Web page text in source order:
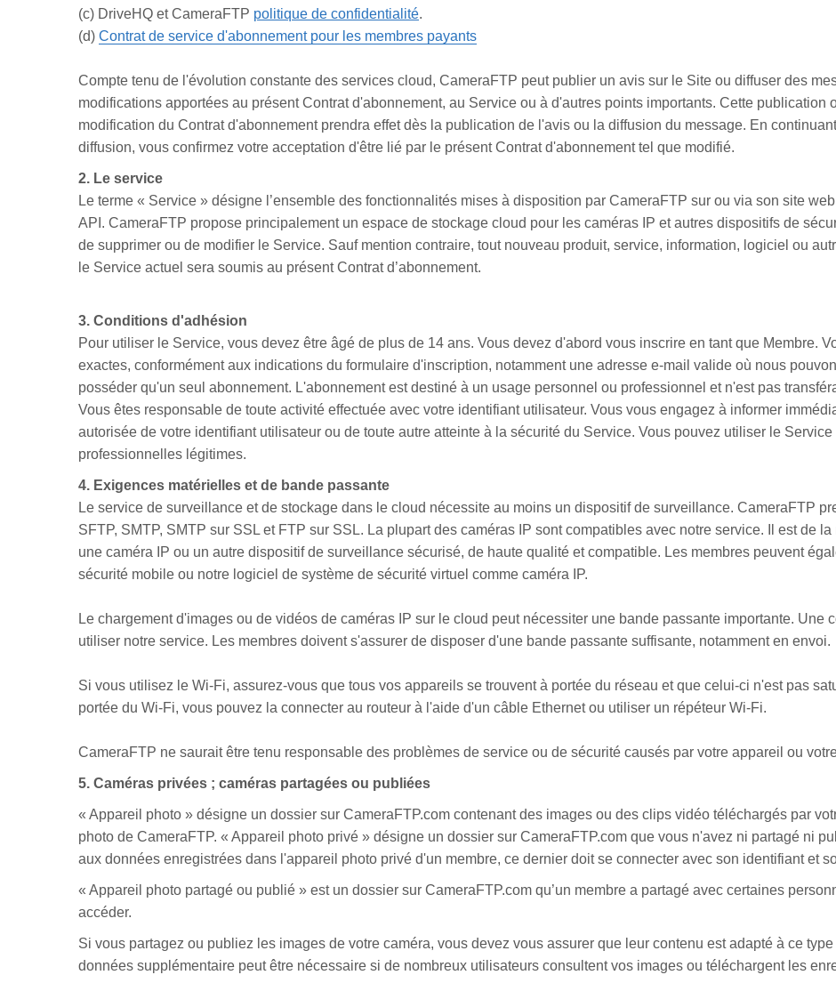
(c) DriveHQ et CameraFTP politique de confidentialité.
(d) Contrat de service d'abonnement pour les membres payants
Compte tenu de l'évolution constante des services cloud, CameraFTP peut publier un avis sur le Site ou diffuser des
modifications apportées au présent Contrat d'abonnement, au Service ou à d'autres points importants. Cette publication
modification du Contrat d'abonnement prendra effet dès la publication de l'avis ou la diffusion du message. En
diffusion, vous confirmez votre acceptation d'être lié par le présent Contrat d'abonnement tel que modifié.
2. Le service
Le terme « Service » désigne l’ensemble des fonctionnalités mises à disposition par CameraFTP sur ou via son site
API. CameraFTP propose principalement un espace de stockage cloud pour les caméras IP et autres dispositifs de
de supprimer ou de modifier le Service. Sauf mention contraire, tout nouveau produit, service, information, logiciel ou
le Service actuel sera soumis au présent Contrat d’abonnement.
3. Conditions d'adhésion
Pour utiliser le Service, vous devez être âgé de plus de 14 ans. Vous devez d'abord vous inscrire en tant que Membre.
exactes, conformément aux indications du formulaire d'inscription, notamment une adresse e-mail valide où nous
posséder qu'un seul abonnement. L'abonnement est destiné à un usage personnel ou professionnel et n'est pas
Vous êtes responsable de toute activité effectuée avec votre identifiant utilisateur. Vous vous engagez à informer
autorisée de votre identifiant utilisateur ou de toute autre atteinte à la sécurité du Service. Vous pouvez utiliser le
professionnelles légitimes.
4. Exigences matérielles et de bande passante
Le service de surveillance et de stockage dans le cloud nécessite au moins un dispositif de surveillance. CameraFTP
SFTP, SMTP, SMTP sur SSL et FTP sur SSL. La plupart des caméras IP sont compatibles avec notre service. Il est de
une caméra IP ou un autre dispositif de surveillance sécurisé, de haute qualité et compatible. Les membres peuvent
sécurité mobile ou notre logiciel de système de sécurité virtuel comme caméra IP.
Le chargement d'images ou de vidéos de caméras IP sur le cloud peut nécessiter une bande passante importante. Une
utiliser notre service. Les membres doivent s'assurer de disposer d'une bande passante suffisante, notamment en envoi.
Si vous utilisez le Wi-Fi, assurez-vous que tous vos appareils se trouvent à portée du réseau et que celui-ci n'est pas
portée du Wi-Fi, vous pouvez la connecter au routeur à l'aide d'un câble Ethernet ou utiliser un répéteur Wi-Fi.
CameraFTP ne saurait être tenu responsable des problèmes de service ou de sécurité causés par votre appareil ou
5. Caméras privées ; caméras partagées ou publiées
« Appareil photo » désigne un dossier sur CameraFTP.com contenant des images ou des clips vidéo téléchargés par
photo de CameraFTP. « Appareil photo privé » désigne un dossier sur CameraFTP.com que vous n'avez ni partagé ni
aux données enregistrées dans l'appareil photo privé d'un membre, ce dernier doit se connecter avec son identifiant et
« Appareil photo partagé ou publié » est un dossier sur CameraFTP.com qu’un membre a partagé avec certaines
accéder.
Si vous partagez ou publiez les images de votre caméra, vous devez vous assurer que leur contenu est adapté à ce
données supplémentaire peut être nécessaire si de nombreux utilisateurs consultent vos images ou téléchargent les